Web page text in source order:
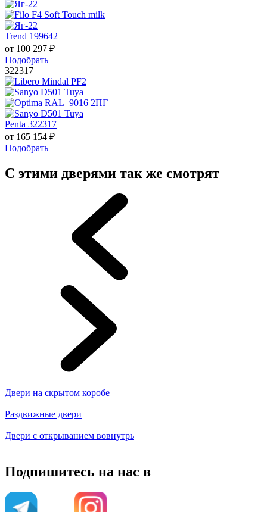
Trend 199642
от 100 297 ₽
Подобрать
322317
Penta 322317
от 165 154 ₽
Подобрать
С этими дверями так же смотрят
Двери на скрытом коробе
Раздвижные двери
Двери с открыванием вовнутрь
Подпишитесь на нас в